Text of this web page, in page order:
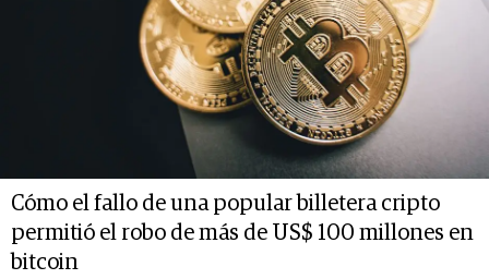
Cómo el fallo de una popular billetera cripto
permitió el robo de más de US$ 100 millones en
bitcoin